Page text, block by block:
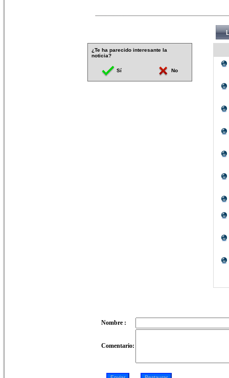
¿Te ha parecido interesante la
noticia?
Sí No
Nombre :
Comentario: